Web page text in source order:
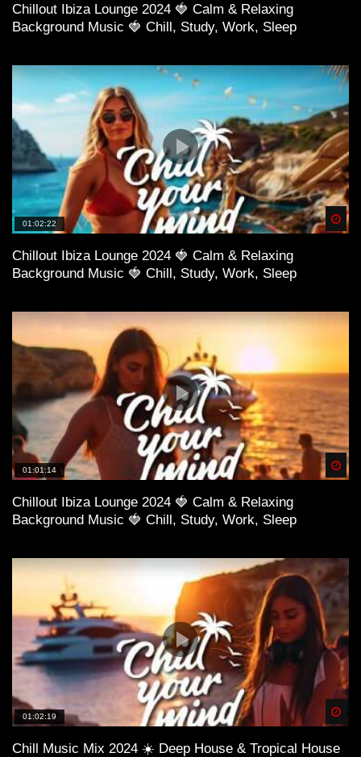
Chillout Ibiza Lounge 2024 🍓 Calm & Relaxing
Background Music 🍓 Chill, Study, Work, Sleep
01:02:22
Chillout Ibiza Lounge 2024 🍓 Calm & Relaxing
Background Music 🍓 Chill, Study, Work, Sleep
01:01:14
Chillout Ibiza Lounge 2024 🍓 Calm & Relaxing
Background Music 🍓 Chill, Study, Work, Sleep
01:02:19
Chill Music Mix 2024 ☀️ Deep House & Tropical House